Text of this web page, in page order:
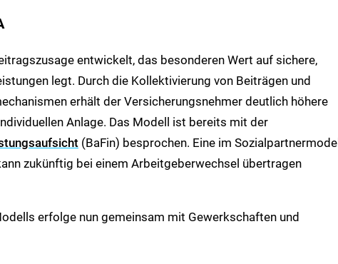
entwickelt, das besonderen Wert auf sichere,
legt. Durch die Kollektivierung von Beiträgen und
erhält der Versicherungsnehmer deutlich höhere
Anlage. Das Modell ist bereits mit der
(BaFin) besprochen. Eine im Sozialpartnermodell
zukünftig bei einem Arbeitgeberwechsel übertragen
erfolge nun gemeinsam mit Gewerkschaften und